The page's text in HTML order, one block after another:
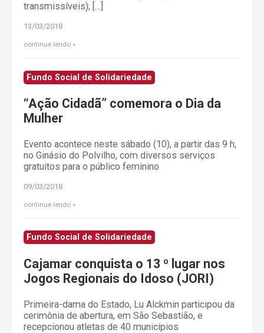
transmissíveis); […]
13/03/2018
continue lendo
Fundo Social de Solidariedade
“Ação Cidadã” comemora o Dia da
Mulher
Evento acontece neste sábado (10), a partir das 9 h,
no Ginásio do Polvilho, com diversos serviços
gratuitos para o público feminino
09/03/2018
continue lendo
Fundo Social de Solidariedade
Cajamar conquista o 13 º lugar nos
Jogos Regionais do Idoso (JORI)
Primeira-dama do Estado, Lu Alckmin participou da
cerimônia de abertura, em São Sebastião, e
recepcionou atletas de 40 municípios